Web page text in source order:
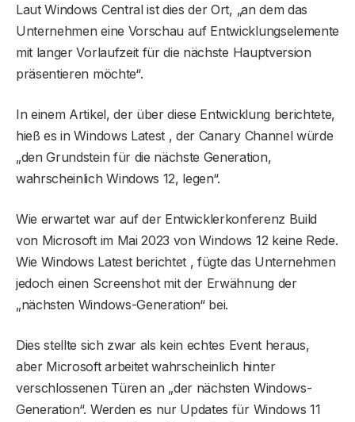
Laut Windows Central ist dies der Ort, „an dem das
Unternehmen eine Vorschau auf Entwicklungselemente
mit langer Vorlaufzeit für die nächste Hauptversion
präsentieren möchte“.
In einem Artikel, der über diese Entwicklung berichtete,
hieß es in Windows Latest , der Canary Channel würde
„den Grundstein für die nächste Generation,
wahrscheinlich Windows 12, legen“.
Wie erwartet war auf der Entwicklerkonferenz Build
von Microsoft im Mai 2023 von Windows 12 keine Rede.
Wie Windows Latest berichtet , fügte das Unternehmen
jedoch einen Screenshot mit der Erwähnung der
„nächsten Windows-Generation“ bei.
Dies stellte sich zwar als kein echtes Event heraus,
aber Microsoft arbeitet wahrscheinlich hinter
verschlossenen Türen an „der nächsten Windows-
Generation“. Werden es nur Updates für Windows 11